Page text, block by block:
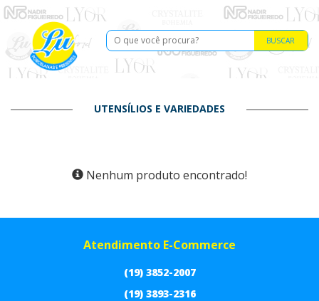
BUSCAR
UTENSÍLIOS E VARIEDADES
Nenhum produto encontrado!
Atendimento E-Commerce
(19) 3852-2007
(19) 3893-2316